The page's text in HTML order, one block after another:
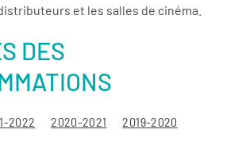
et les salles de cinéma.
DES
2022 2020-2021
2019-2020